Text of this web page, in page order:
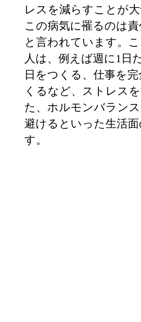
レスを減らすことが
この病気に罹るのは
と言われています。
人は、例えば週に1日
日をつくる、仕事を
くるなど、ストレス
た、ホルモンバラン
避けるといった生活
す。